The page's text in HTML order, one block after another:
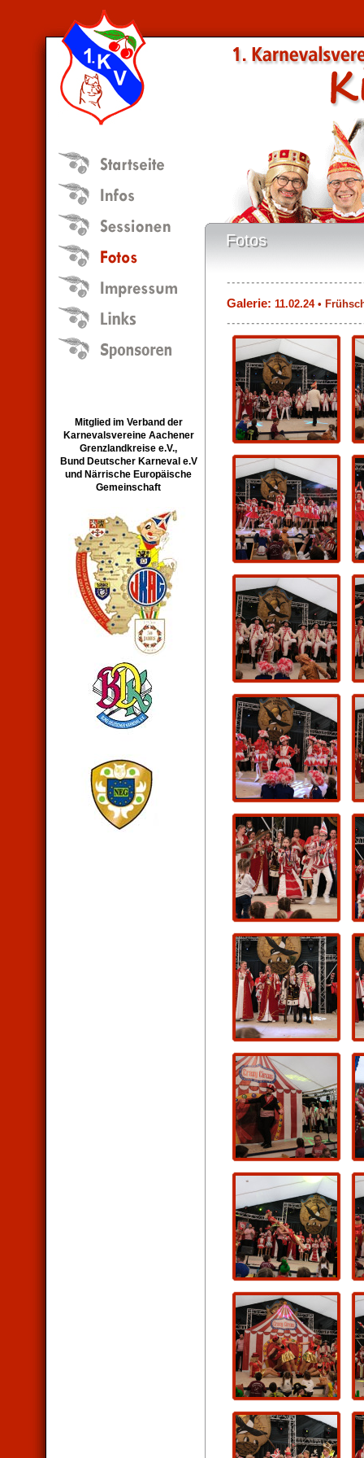
Mitglied im Verband der
Karnevalsvereine Aachener
Grenzlandkreise e.V.,
Bund Deutscher Karneval e.V
und Närrische Europäische
Gemeinschaft
Fotos
Fotos
Galerie: 11.02.24•